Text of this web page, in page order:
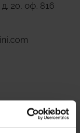
20, оф. 816